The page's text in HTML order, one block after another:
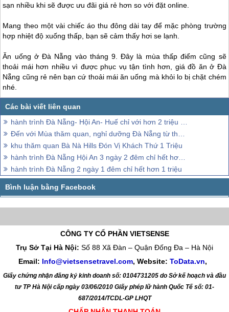
sạn nhiều khi sẽ được ưu đãi giá rẻ hơn so với đặt online.
Mang theo một vài chiếc áo thu đông dài tay để mặc phòng trường
hợp nhiệt độ xuống thấp, bạn sẽ cảm thấy hơi se lạnh.
Ăn uống ởĐà Nẵng vào tháng 9. Đây là mùa thấp điểm cũng sẽ
thoải mái hơn nhiều vì được phục vụ tận tình hơn, giá đồ ăn ở Đà
Nẵng cũng rẻ nên bạn cứ thoải mái ăn uống mà khỏi lo bị chặt chém
nhé.
hành trình Đà Nẵng- Hội An- Huế chỉ với hơn 2 triệu đồng
Đến với Mùa thăm quan, nghỉ dưỡng Đà Nẵng từ tháng 4 đến tháng 9
khu thăm quan Bà Nà Hills Đón Vị Khách Thứ 1 Triệu
hành trình Đà Nẵng Hội An 3 ngày 2 đêm chỉ hết hơn 2 triệu
hành trình Đà Nẵng 2 ngày 1 đêm chỉ hết hơn 1 triệu
CÔNG TY CỔ PHẦN VIETSENSE
Trụ Sở Tại Hà Nội: Số 88 Xã Đàn – Quận Đống Đa – Hà Nội
Email: Info@vietsensetravel.com, Website: ToData.vn,
Giấy chứng nhận đăng ký kinh doanh số: 0104731205 do Sở kế hoạch và đầu
tư TP Hà Nội cấp ngày 03/06/2010 Giấy phép lữ hành Quốc Tế số: 01-
687/2014/TCDL-GP LHQT